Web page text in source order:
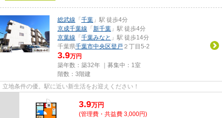
総武線 「 千葉 」駅 徒歩4分
京成千葉線 「 新千葉 」駅 徒歩4分
京葉線 「 千葉みなと 」駅 徒歩14分
千葉県千葉市中央区登戸 ２丁目5-2
3.9万円
築年数：築32年 ｜募集中： 1室
階数：3階建
立地条件の優。駅に近い新生活をお迎えください！
3.9万円
(管理費・共益費 3,000円)